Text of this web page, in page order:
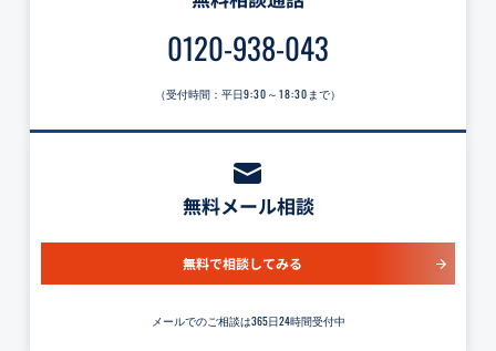
0120-938-043
（受付時間：平日9:30～18:30 まで）
無料メール相談
無料で相談してみる
メールでのご相談は365日24時間受付中